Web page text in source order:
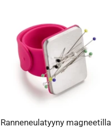
Ranneneulatyyny magneetilla